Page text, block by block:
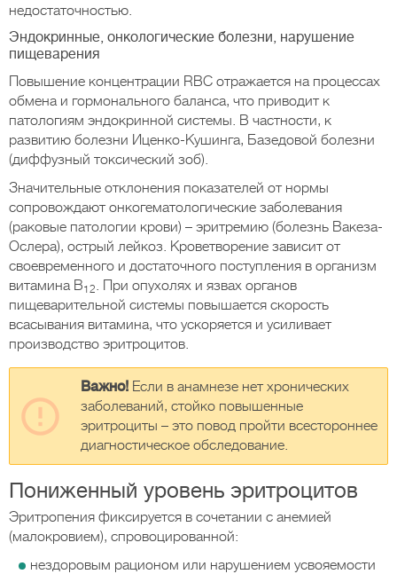
недостаточностью.
Эндокринные, онкологические болезни, нарушение
пищеварения
Повышение концентрации RBC отражается на процессах
обмена и гормонального баланса, что приводит к
патологиям эндокринной системы. В частности, к
развитию болезни Иценко-Кушинга, Базедовой болезни
(диффузный токсический зоб).
Значительные отклонения показателей от нормы
сопровождают онкогематологические заболевания
(раковые патологии крови) – эритремию (болезнь Вакеза-
Ослера), острый лейкоз. Кроветворение зависит от
своевременного и достаточного поступления в организм
витамина В12. При опухолях и язвах органов
пищеварительной системы повышается скорость
всасывания витамина, что ускоряется и усиливает
производство эритроцитов.
Важно! Если в анамнезе нет хронических
заболеваний, стойко повышенные
эритроциты – это повод пройти всестороннее
диагностическое обследование.
Пониженный уровень эритроцитов
Эритропения фиксируется в сочетании с анемией
(малокровием), спровоцированной:
нездоровым рационом или нарушением усвояемости